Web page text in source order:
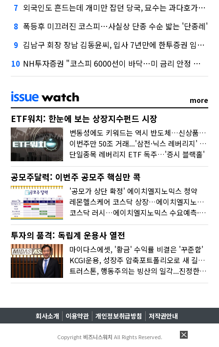
7 외국인도 흔드는데 개미만 잡던 당국, 묘수는 과다호가부담금?
8 폭등후 미끄러진 코스피…사실상 단종 수순 밟는 '단종레'
9 김남구 회장 장남 김동윤씨, 입사 7년만에 한투증권 임원 승진
10 NH투자증권 "코스피 6000선이 바닥…미 금리 안정 후 추가 회복"
more
ETF워치: 한눈에 보는 상장지수펀드 시장
변동성에도 키워드는 역시 반도체…신상품은 우주·방산
이번주만 50조 거래...'삼전·닉스 레버리지' 수익률은 -30%
단일종목 레버리지 ETF 독주…'증시 블랙홀'
공모주달력: 이번주 공모주 핵심만 콕
'공모가 상단 확정' 에이치엘지노믹스 청약
레몬헬스케어 코스닥 상장…에이치엘지노믹스 수요예측
코스닥 러시…에이치엘지노믹스 수요예측·레메디 청약
투자의 품격: 독립계 운용사 열전
마이다스에셋, '황금' 수익률 비결은 '꾸준함'
KCGI운용, 성장주 압축포트폴리오로 새 길을 그리다
트러스톤, 행동주의는 빙산의 일각...진정한 힘은 '주식형 강자'
회사소개 이용약관 개인정보취급방침 저작권안내
Copyright 비즈니스워치 All Rights Reserved.